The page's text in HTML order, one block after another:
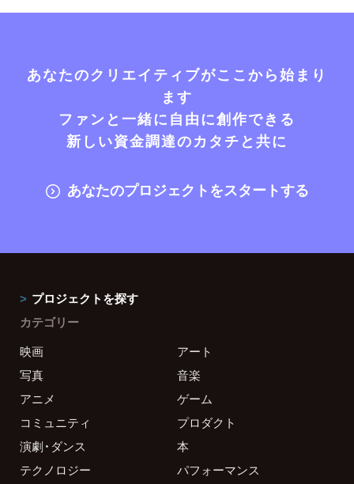
あなたのクリエイティブがここから始まり
ます
ファンと一緒に自由に創作できる
新しい資金調達のカタチと共に
あなたのプロジェクトをスタートする
プロジェクトを探す
カテゴリー
映画
アート
写真
音楽
アニメ
ゲーム
コミュニティ
プロダクト
演劇・ダンス
本
テクノロジー
パフォーマンス